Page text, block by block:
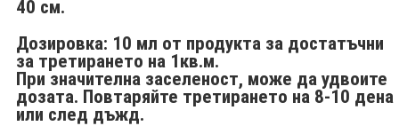
40 см.
Дозировка: 10 мл от продукта за достатъчни
за третирането на 1кв.м.
При значителна заселеност, може да удвоите
дозата. Повтаряйте третирането на 8-10 дена
или след дъжд.